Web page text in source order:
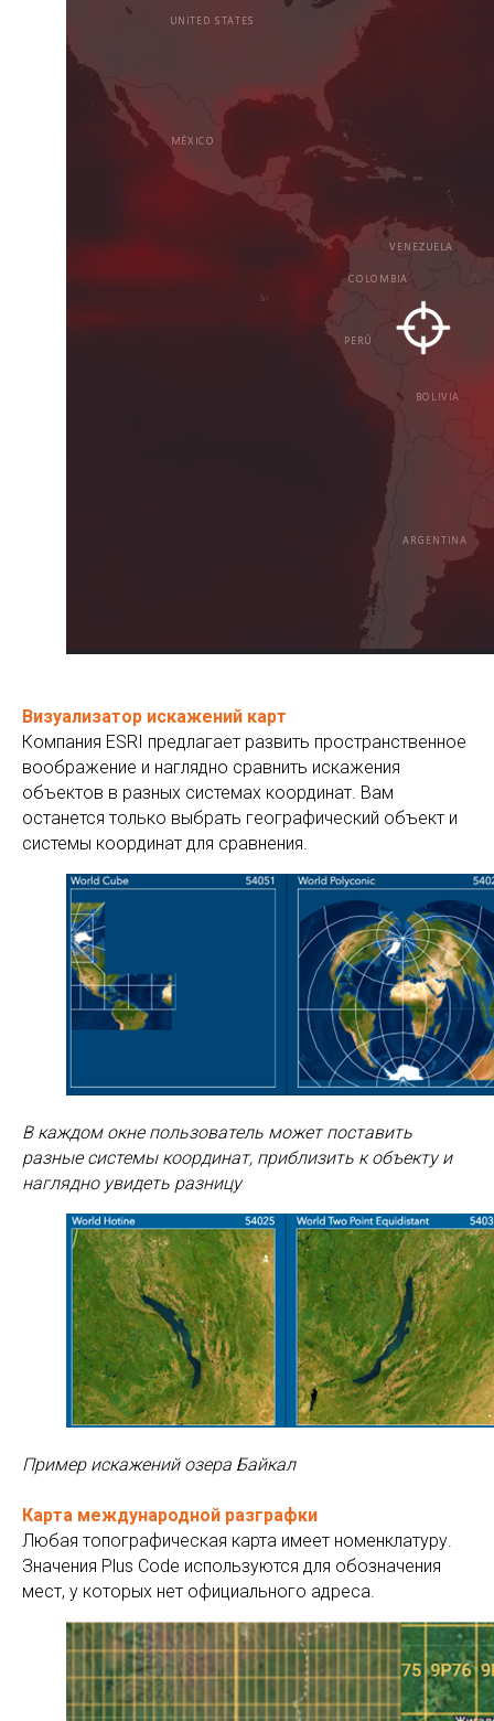
Визуализатор искажений карт
Компания ESRI предлагает развить пространственное
воображение и наглядно сравнить искажения
объектов в разных системах координат. Вам
останется только выбрать географический объект и
системы координат для сравнения.
В каждом окне пользователь может поставить
разные системы координат, приблизить к объекту и
наглядно увидеть разницу
Пример искажений озера Байкал
Карта международной разграфки
Любая топографическая карта имеет номенклатуру.
Значения Plus Code используются для обозначения
мест, у которых нет официального адреса.